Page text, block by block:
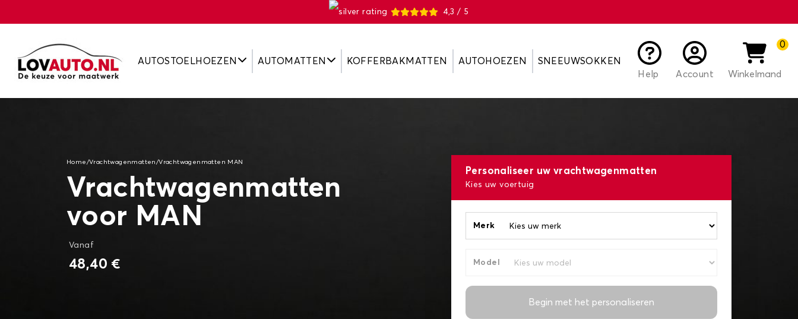
4,3 / 5
AUTOSTOELHOEZEN AUTOMATTEN KOFFERBAKMATTEN AUTOHOEZEN
SNEEUWSOKKEN
Help
Account
0
Winkelmand
Home /Vrachtwagenmatten /Vrachtwagenmatten MAN
Vrachtwagenmatten
voor MAN
Vanaf
48,40 €
Personaliseer uw vrachtwagenmatten
Kies uw voertuig
Merk
Model
Begin met het personaliseren